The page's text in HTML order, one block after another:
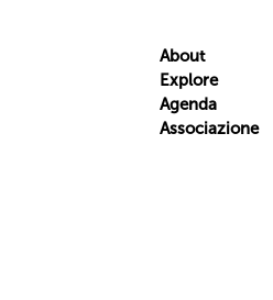
About
Explore
Agenda
Associazione